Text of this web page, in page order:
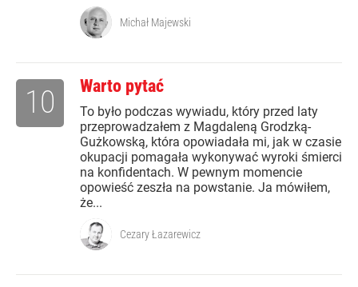
Michał Majewski
Warto pytać
To było podczas wywiadu, który przed laty
przeprowadzałem z Magdaleną Grodzką-
Gużkowską, która opowiadała mi, jak w czasie
okupacji pomagała wykonywać wyroki śmierci
na konfidentach. W pewnym momencie
opowieść zeszła na powstanie. Ja mówiłem,
że...
10
Cezary Łazarewicz